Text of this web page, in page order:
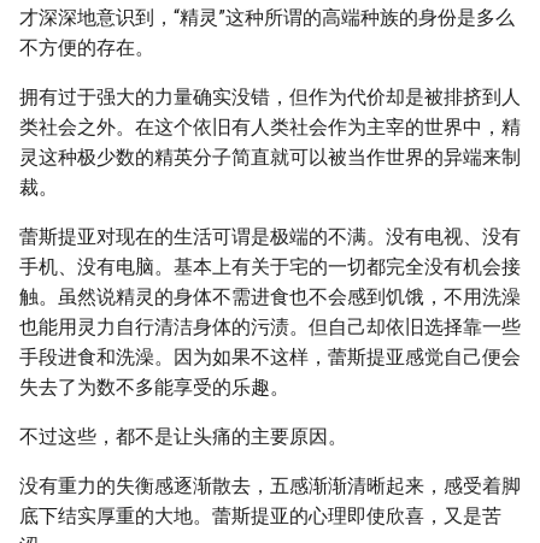
才深深地意识到，“精灵”这种所谓的高端种族的身份是多么
不方便的存在。
拥有过于强大的力量确实没错，但作为代价却是被排挤到人
类社会之外。在这个依旧有人类社会作为主宰的世界中，精
灵这种极少数的精英分子简直就可以被当作世界的异端来制
裁。
蕾斯提亚对现在的生活可谓是极端的不满。没有电视、没有
手机、没有电脑。基本上有关于宅的一切都完全没有机会接
触。虽然说精灵的身体不需进食也不会感到饥饿，不用洗澡
也能用灵力自行清洁身体的污渍。但自己却依旧选择靠一些
手段进食和洗澡。因为如果不这样，蕾斯提亚感觉自己便会
失去了为数不多能享受的乐趣。
不过这些，都不是让头痛的主要原因。
没有重力的失衡感逐渐散去，五感渐渐清晰起来，感受着脚
底下结实厚重的大地。蕾斯提亚的心理即使欣喜，又是苦